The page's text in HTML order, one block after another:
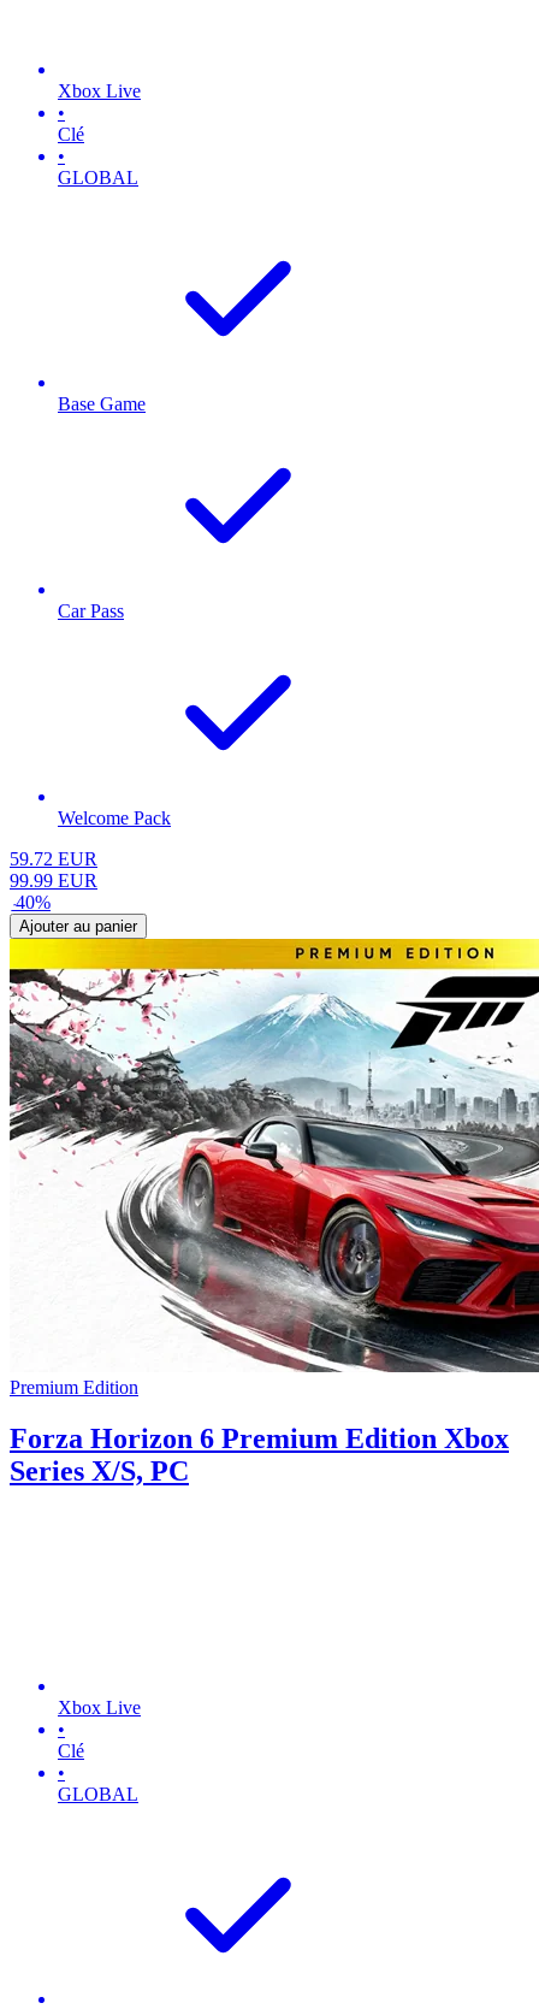
Xbox Live
•
Clé
•
GLOBAL
Base Game
Car Pass
Welcome Pack
59.72 EUR
99.99 EUR
-40%
Ajouter au panier
Premium Edition
Forza Horizon 6 Premium Edition Xbox
Series X/S, PC
Xbox Live
•
Clé
•
GLOBAL